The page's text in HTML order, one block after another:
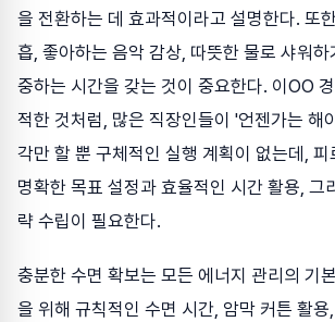
을 전환하는 데 효과적이라고 설명한다. 또
흡, 좋아하는 음악 감상, 따뜻한 물로 샤워하
중하는 시간을 갖는 것이 중요한다. 이OO
적한 것처럼, 많은 직장인들이 '언젠가는 해
각만 할 뿐 구체적인 실행 계획이 없는데,
명확한 목표 설정과 효율적인 시간 활용, 그
략 수립이 필요한다.
충분한 수면 확보는 모든 에너지 관리의 기
을 위해 규칙적인 수면 시간, 암막 커튼 활